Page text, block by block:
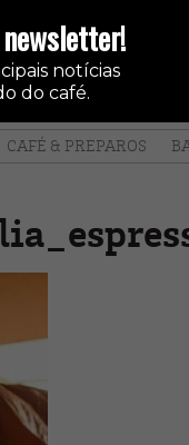
notícias
do café.
CAFÉ & PREPAROS